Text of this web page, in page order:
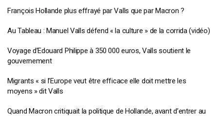
François Hollande plus effrayé par Valls que par Macron ?
Au Tableau : Manuel Valls défend « la culture » de la corrida (vidéo)
Voyage d’Edouard Philippe à 350 000 euros, Valls soutient le
gouvernement
Migrants « si l’Europe veut être efficace elle doit mettre les
moyens » dit Valls
Quand Macron critiquait la politique de Hollande, avant d’entrer au